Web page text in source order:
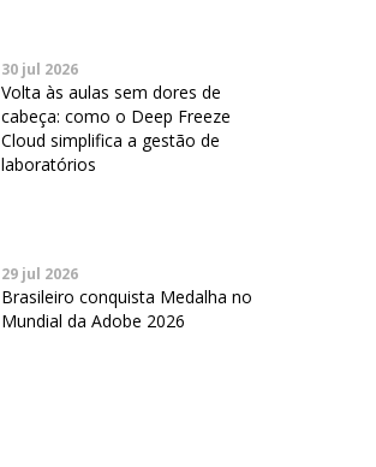
30 jul 2026
Volta às aulas sem dores de
cabeça: como o Deep Freeze
Cloud simplifica a gestão de
laboratórios
29 jul 2026
Brasileiro conquista Medalha no
Mundial da Adobe 2026